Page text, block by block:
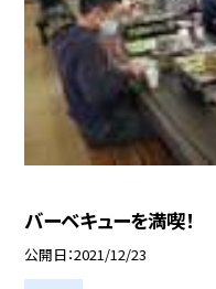
バーベキューを満喫！
公開日 2021/12/23